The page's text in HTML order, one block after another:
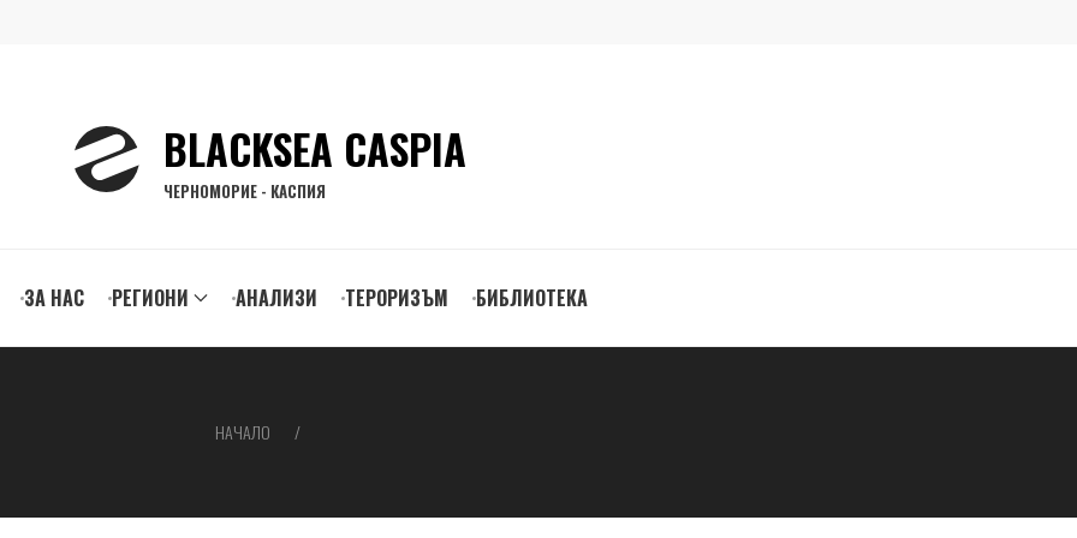
BLACKSEA CASPIA
ЧЕРНОМОРИЕ - КАСПИЯ
ЗА НАС РЕГИОНИ АНАЛИЗИ ТЕРОРИЗЪМ БИБЛИОТЕКА
НАЧАЛО